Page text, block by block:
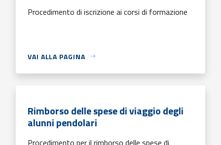
Procedimento di iscrizione ai corsi di formazione
VAI ALLA PAGINA
Rimborso delle spese di viaggio degli
alunni pendolari
Procedimento per il rimborso delle spese di